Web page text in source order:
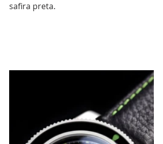
safira preta.